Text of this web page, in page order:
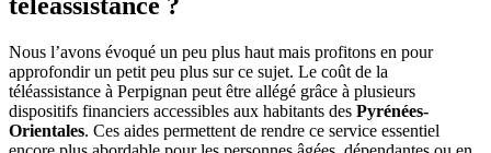
Nous l’avons évoqué un peu plus haut mais profitons en pour
approfondir un petit peu plus sur ce sujet. Le coût de la
téléassistance à Perpignan peut être allégé grâce à plusieurs
dispositifs financiers accessibles aux habitants des Pyrénées-
Orientales. Ces aides permettent de rendre ce service essentiel